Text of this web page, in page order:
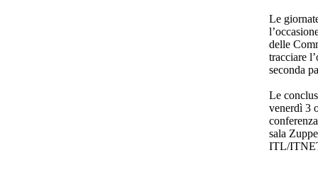
Le
delle
tracciare
seconda
Le
venerdì 3
sala
ITL/